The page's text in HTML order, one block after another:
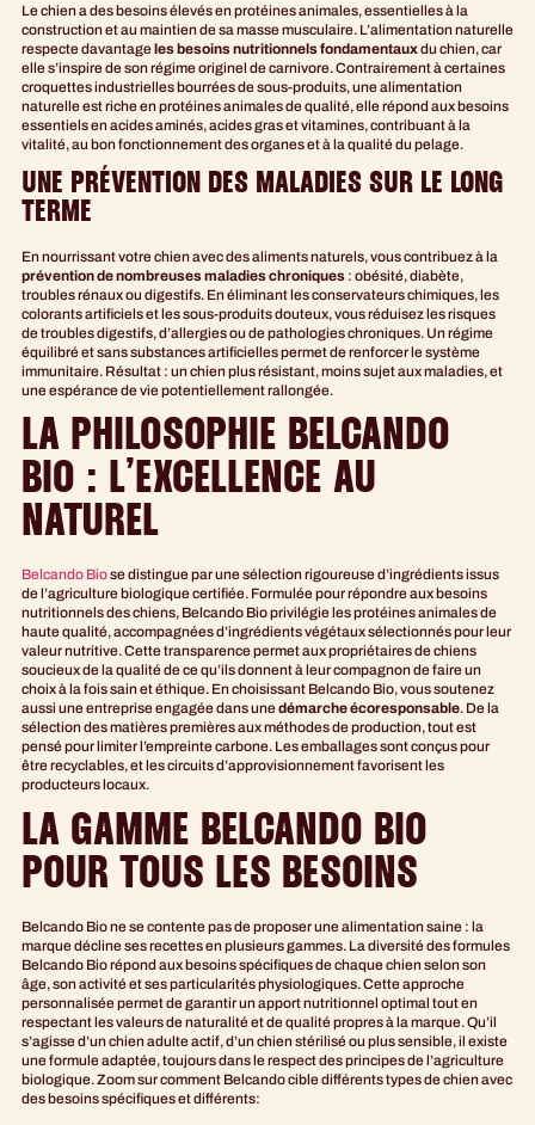
Le chien a des besoins élevés en protéines animales, essentielles à la
construction et au maintien de sa masse musculaire. L’alimentation naturelle
respecte davantageles besoins nutritionnels fondamentauxdu chien, car
elle s’inspire de son régime originel de carnivore. Contrairement à certaines
croquettes industrielles bourrées de sous-produits, une alimentation
naturelle est riche en protéines animales de qualité, elle répond aux besoins
essentiels en acides aminés, acides gras et vitamines, contribuant à la
vitalité, au bon fonctionnement des organes et à la qualité du pelage.
UNE PRÉVENTION DES MALADIES SUR LE LONG
TERME
En nourrissant votre chien avec des aliments naturels, vous contribuez à la
prévention de nombreuses maladies chroniques : obésité, diabète,
troubles rénaux ou digestifs. En éliminant les conservateurs chimiques, les
colorants artificiels et les sous-produits douteux, vous réduisez les risques
de troubles digestifs, d’allergies ou de pathologies chroniques. Un régime
équilibré et sans substances artificielles permet de renforcer le système
immunitaire. Résultat : un chien plus résistant, moins sujet aux maladies, et
une espérance de vie potentiellement rallongée.
LA PHILOSOPHIE BELCANDO
BIO : L’EXCELLENCE AU
NATUREL
Belcando Biose distingue par une sélection rigoureuse d’ingrédients issus
de l’agriculture biologique certifiée. Formulée pour répondre aux besoins
nutritionnels des chiens, Belcando Bio privilégie les protéines animales de
haute qualité, accompagnées d’ingrédients végétaux sélectionnés pour leur
valeur nutritive. Cette transparence permet aux propriétaires de chiens
soucieux de la qualité de ce qu’ils donnent à leur compagnon de faire un
choix à la fois sain et éthique. En choisissant Belcando Bio, vous soutenez
aussi une entreprise engagée dans unedémarche écoresponsable. De la
sélection des matières premières aux méthodes de production, tout est
pensé pour limiter l’empreinte carbone. Les emballages sont conçus pour
être recyclables, et les circuits d’approvisionnement favorisent les
producteurs locaux.
LA GAMME BELCANDO BIO
POUR TOUS LES BESOINS
Belcando Bio ne se contente pas de proposer une alimentation saine : la
marque décline ses recettes en plusieurs gammes. La diversité des formules
Belcando Bio répond aux besoins spécifiques de chaque chien selon son
âge, son activité et ses particularités physiologiques. Cette approche
personnalisée permet de garantir un apport nutritionnel optimal tout en
respectant les valeurs de naturalité et de qualité propres à la marque. Qu’il
s’agisse d’un chien adulte actif, d’un chien stérilisé ou plus sensible, il existe
une formule adaptée, toujours dans le respect des principes de l’agriculture
biologique. Zoom sur comment Belcando cible différents types de chien avec
des besoins spécifiques et différents: